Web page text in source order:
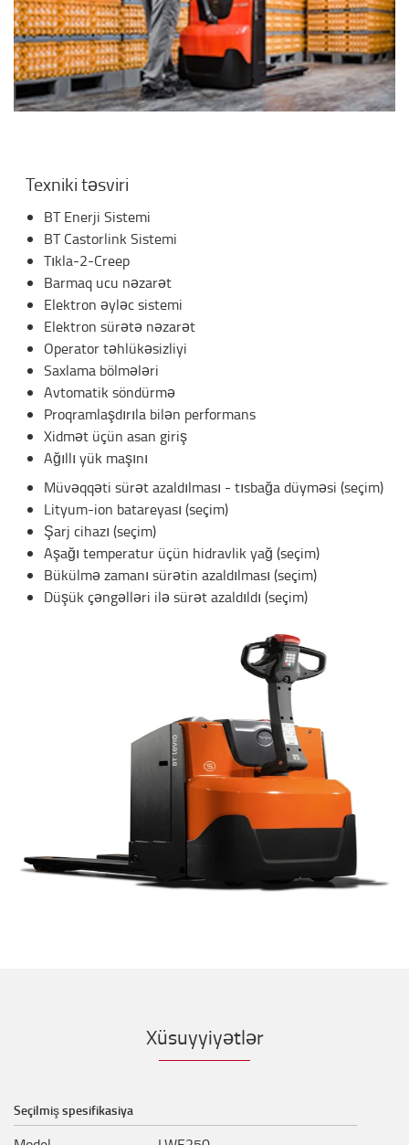
Texniki təsviri
BT Enerji Sistemi
BT Castorlink Sistemi
Tıkla-2-Creep
Barmaq ucu nəzarət
Elektron əyləc sistemi
Elektron sürətə nəzarət
Operator təhlükəsizliyi
Saxlama bölmələri
Avtomatik söndürmə
Proqramlaşdırıla bilən performans
Xidmət üçün asan giriş
Ağıllı yük maşını
Müvəqqəti sürət azaldılması - tısbağa düyməsi (seçim)
Lityum-ion batareyası (seçim)
Şarj cihazı (seçim)
Aşağı temperatur üçün hidravlik yağ (seçim)
Bükülmə zamanı sürətin azaldılması (seçim)
Düşük çəngəlləri ilə sürət azaldıldı (seçim)
Xüsuyyiyətlər
Seçilmiş spesifikasiya